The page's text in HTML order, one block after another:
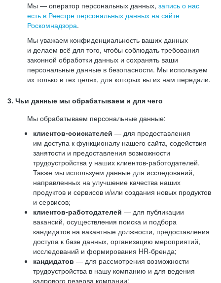
Мы — оператор персональных данных, запись о нас
есть в Реестре персональных данных на сайте
Роскомнадзора.
Мы уважаем конфиденциальность ваших данных
и делаем всё для того, чтобы соблюдать требования
законной обработки данных и сохранять ваши
персональные данные в безопасности. Мы используем
их только в тех целях, для которых вы их нам передали.
3. Чьи данные мы обрабатываем и для чего
Мы обрабатываем персональные данные:
клиентов-соискателей — для предоставления
им доступа к функционалу нашего сайта, содействия
занятости и предоставления возможности
трудоустройства у наших клиентов-работодателей.
Также мы используем данные для исследований,
направленных на улучшение качества наших
продуктов и сервисов и/или создания новых продуктов
и сервисов;
клиентов-работодателей — для публикации
вакансий, осуществления поиска и подбора
кандидатов на вакантные должности, предоставления
доступа к базе данных, организацию мероприятий,
исследований и формирования HR-бренда;
кандидатов — для рассмотрения возможности
трудоустройства в нашу компанию и для ведения
кадрового резерва компании;